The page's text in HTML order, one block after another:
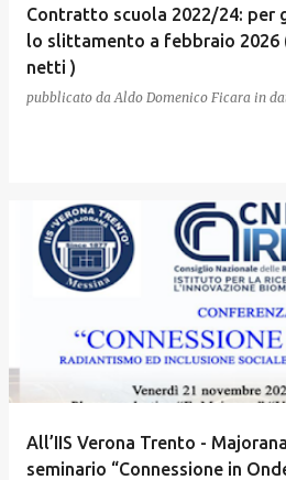
Contratto scuola 2022/24: per
lo slittamento a febbraio
netti )
pubblicato da Aldo Domenico Ficara in
All’IIS Verona Trento -
seminario “Connessione in